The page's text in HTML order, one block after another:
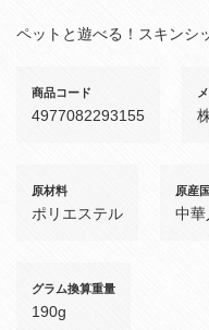
ペットと遊べる！スキンシ
商品コード
4977082293155
原材料
ポリエステル
原産国
中華
グラム換算重量
190g